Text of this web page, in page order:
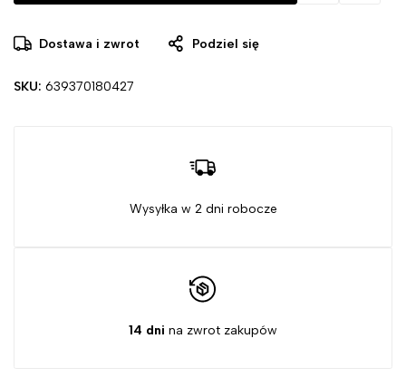
Dostawa i zwrot Podziel się
SKU: 639370180427
Wysyłka w 2 dni robocze
14 dni na zwrot zakupów